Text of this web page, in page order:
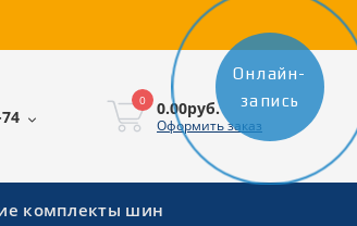
0 0.00руб.
Оформить заказ
комплекты шин
Онлайн-
запись